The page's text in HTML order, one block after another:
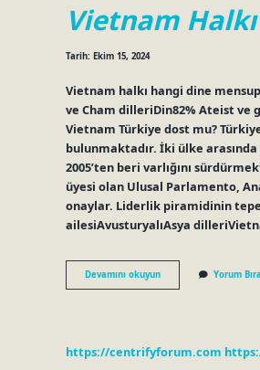
Vietnam
Tarih: Ekim 15, 2024
Vietnam halkı hangi dine
ve Cham dilleriDin82% Ateist ve
Vietnam Türkiye dost mu?
bulunmaktadır. İki ülke
2005’ten beri varlığını
üyesi olan Ulusal Parlamento,
onaylar. Liderlik piramidinin
ailesiAvusturyalıAsya
Devamını okuyunVietnam
Halkı
Yorum
https://centrifyforum.com